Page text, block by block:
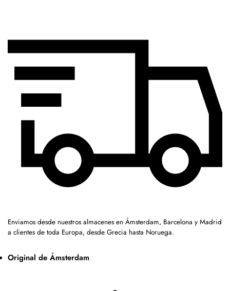
Enviamos desde nuestros almacenes en Ámsterdam, Barcelona y Madrid
a clientes de toda Europa, desde Grecia hasta Noruega.
Original de Ámsterdam